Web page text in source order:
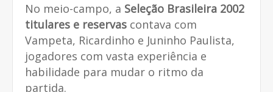
No meio-campo, a Seleção Brasileira 2002
titulares e reservas contava com
Vampeta, Ricardinho e Juninho Paulista,
jogadores com vasta experiência e
habilidade para mudar o ritmo da
partida.